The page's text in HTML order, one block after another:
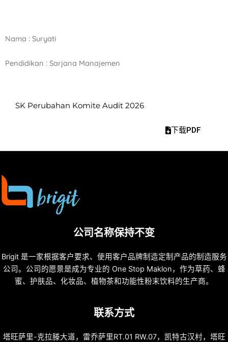
Nama : Suryati
Pendidikan : Sarjana Manajemen
SK Perubahan Komite Audit 2026
下载PDF
公司名称保持不变
Brigit 是一家根据客户要求、使用客户品牌制造定制产品的制造服务
公司。公司的愿景是成为专业的 One Stop Maklon，作为草药、蜂
蜜、护肤品、化妆品、植物茶和功能性粉末饮料的生产商。
联系方式
塔旺萨里-克拉滕大道，雷乔萨里RT.01 RW.07，凯特古汉村，塔旺